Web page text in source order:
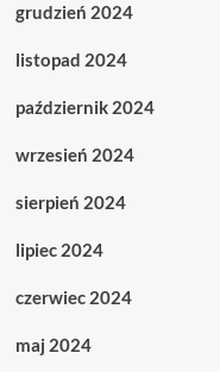
grudzień 2024
listopad 2024
październik 2024
wrzesień 2024
sierpień 2024
lipiec 2024
czerwiec 2024
maj 2024